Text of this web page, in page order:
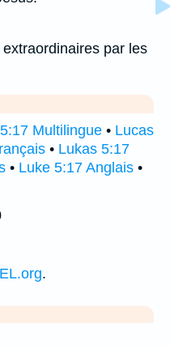
par les
Multilingue • Lucas
• Lukas 5:17
• Luke 5:17 Anglais •
.